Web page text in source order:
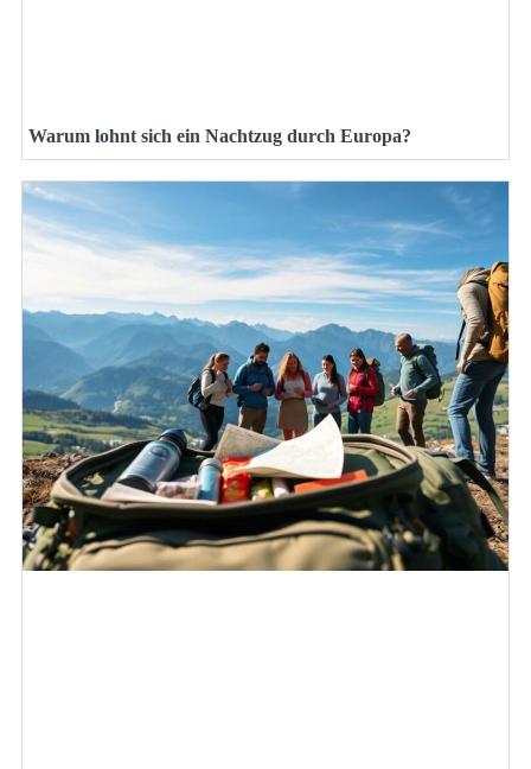
Warum lohnt sich ein Nachtzug durch Europa?